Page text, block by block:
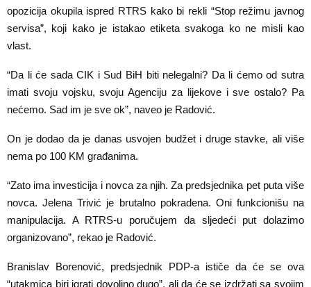
opozicija okupila ispred RTRS kako bi rekli “Stop režimu javnog
servisa”, koji kako je istakao etiketa svakoga ko ne misli kao
vlast.
“Da li će sada CIK i Sud BiH biti nelegalni? Da li ćemo od sutra
imati svoju vojsku, svoju Agenciju za lijekove i sve ostalo? Pa
nećemo. Sad im je sve ok”, naveo je Radović.
On je dodao da je danas usvojen budžet i druge stavke, ali više
nema po 100 KM građanima.
“Zato ima investicija i novca za njih. Za predsjednika pet puta više
novca. Jelena Trivić je brutalno pokradena. Oni funkcionišu na
manipulacija. A RTRS-u poručujem da sljedeći put dolazimo
organizovano”, rekao je Radović.
Branislav Borenović, predsjednik PDP-a ističe da će se ova
“utakmica biri igrati dovoljno dugo”, ali da će se izdržati sa svojim